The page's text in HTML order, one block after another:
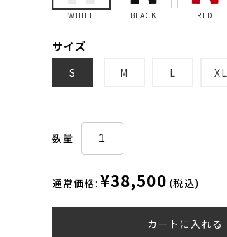
WHITE BLACK RED
サイズ
S M L XL
数量
通常価格: ¥38,500 (税込)
カートに入れる